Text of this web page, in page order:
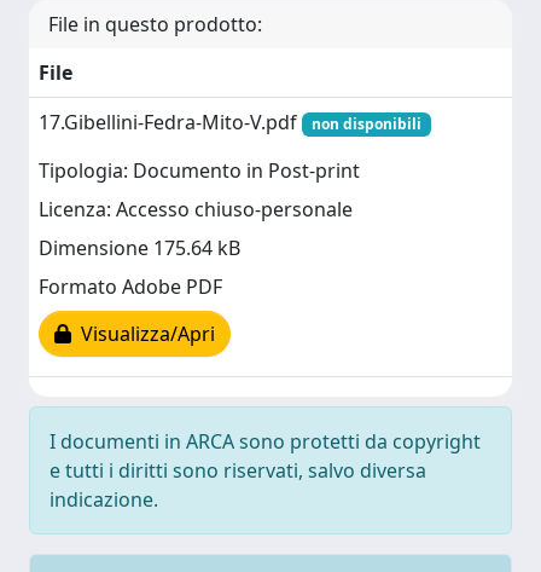
File in questo prodotto:
File
17.Gibellini-Fedra-Mito-V.pdf
non disponibili
Tipologia: Documento in Post-print
Licenza: Accesso chiuso-personale
Dimensione 175.64 kB
Formato Adobe PDF
Visualizza/Apri
I documenti in ARCA sono protetti da copyright
e tutti i diritti sono riservati, salvo diversa
indicazione.